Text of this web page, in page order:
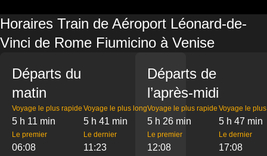
Horaires Train de Aéroport Léonard-de-
Vinci de Rome Fiumicino à Venise
Départs du
matin
Voyage le plus rapide
5 h 11 min
Voyage le plus long
5 h 41 min
Le premier
06:08
Le dernier
11:23
Départs de
l’après-midi
Voyage le plus rapide
5 h 26 min
Voyage le
5 h 47 min
Le premier
12:08
Le dernier
17:08